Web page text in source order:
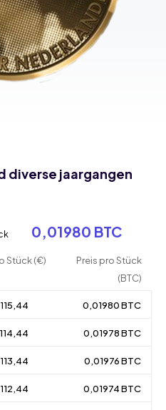
diverse jaargangen
0,01980 BTC
Stück (€)
Preis pro Stück
(BTC)
0,01980 BTC
0,01978 BTC
0,01976 BTC
0,01974 BTC